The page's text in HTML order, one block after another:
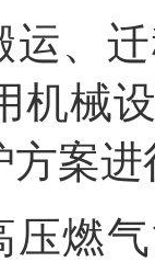
运、
机械
案
压燃